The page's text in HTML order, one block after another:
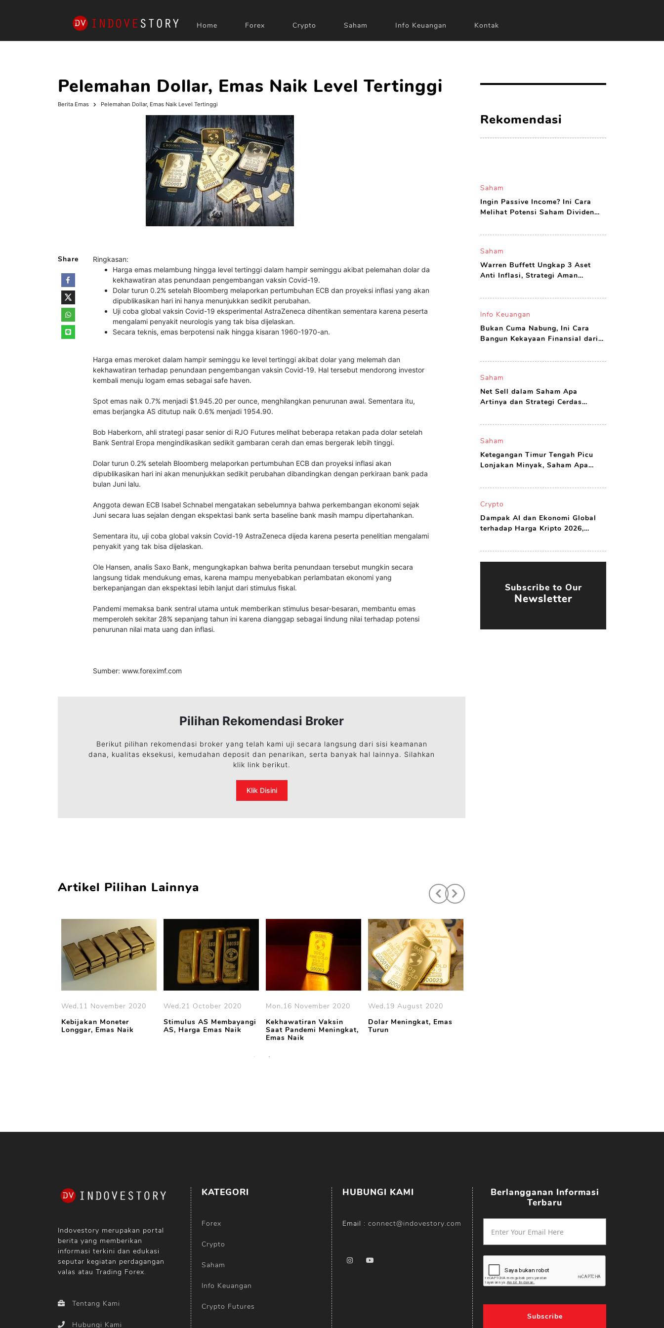
Home Forex Crypto Saham Info Keuangan Kontak
Pelemahan Dollar, Emas Naik Level Tertinggi
Berita Emas Pelemahan Dollar, Emas Naik Level Tertinggi
Share
Ringkasan:
Harga emas melambung hingga level tertinggi dalam hampir seminggu akibat pelemahan dolar da
kekhawatiran atas penundaan pengembangan vaksin Covid-19.
Dolar turun 0.2% setelah Bloomberg melaporkan pertumbuhan ECB dan proyeksi inflasi yang akan
dipublikasikan hari ini hanya menunjukkan sedikit perubahan.
Uji coba global vaksin Covid-19 eksperimental AstraZeneca dihentikan sementara karena peserta
mengalami penyakit neurologis yang tak bisa dijelaskan.
Secara teknis, emas berpotensi naik hingga kisaran 1960-1970-an.
Harga emas meroket dalam hampir seminggu ke level tertinggi akibat dolar yang melemah dan
kekhawatiran terhadap penundaan pengembangan vaksin Covid-19. Hal tersebut mendorong investor
kembali menuju logam emas sebagai safe haven.
Spot emas naik 0.7% menjadi $1.945.20 per ounce, menghilangkan penurunan awal. Sementara itu,
emas berjangka AS ditutup naik 0.6% menjadi 1954.90.
Bob Haberkorn, ahli strategi pasar senior di RJO Futures melihat beberapa retakan pada dolar setelah
Bank Sentral Eropa mengindikasikan sedikit gambaran cerah dan emas bergerak lebih tinggi.
Dolar turun 0.2% setelah Bloomberg melaporkan pertumbuhan ECB dan proyeksi inflasi akan
dipublikasikan hari ini akan menunjukkan sedikit perubahan dibandingkan dengan perkiraan bank pada
bulan Juni lalu.
Anggota dewan ECB Isabel Schnabel mengatakan sebelumnya bahwa perkembangan ekonomi sejak
Juni secara luas sejalan dengan ekspektasi bank serta baseline bank masih mampu dipertahankan.
Sementara itu, uji coba global vaksin Covid-19 AstraZeneca dijeda karena peserta penelitian mengalami
penyakit yang tak bisa dijelaskan.
Ole Hansen, analis Saxo Bank, mengungkapkan bahwa berita penundaan tersebut mungkin secara
langsung tidak mendukung emas, karena mampu menyebabkan perlambatan ekonomi yang
berkepanjangan dan ekspektasi lebih lanjut dari stimulus fiskal.
Pandemi memaksa bank sentral utama untuk memberikan stimulus besar-besaran, membantu emas
memperoleh sekitar 28% sepanjang tahun ini karena dianggap sebagai lindung nilai terhadap potensi
penurunan nilai mata uang dan inflasi.
Sumber: www.foreximf.com
Pilihan Rekomendasi Broker
Berikut pilihan rekomendasi broker yang telah kami uji secara langsung dari sisi keamanan
dana, kualitas eksekusi, kemudahan deposit dan penarikan, serta banyak hal lainnya. Silahkan
klik link berikut.
Klik Disini
Artikel Pilihan Lainnya
Wed,11 November 2020
Kebijakan Moneter
Longgar, Emas Naik
Wed,21 October 2020
Stimulus AS Membayangi
AS, Harga Emas Naik
Mon,16 November 2020
Kekhawatiran Vaksin
Saat Pandemi Meningkat,
Emas Naik
Wed,19 August 2020
Dolar Meningkat, Emas
Turun
Rekomendasi
Saham
Ingin Passive Income? Ini Cara
Melihat Potensi Saham Dividen
Saham
Warren Buffett Ungkap 3 Aset
Anti Inflasi, Strategi Aman
Info Keuangan
Bukan Cuma Nabung, Ini Cara
Bangun Kekayaan Finansial dari
Saham
Net Sell dalam Saham Apa
Artinya dan Strategi Cerdas
Saham
Ketegangan Timur Tengah Picu
Lonjakan Minyak, Saham Apa
Crypto
Dampak AI dan Ekonomi Global
terhadap Harga Kripto 2026,
Subscribe to Our
Newsletter
Indovestory merupakan portal
berita yang memberikan
informasi terkini dan edukasi
seputar kegiatan perdagangan
valas atau Trading Forex.
Tentang Kami
Hubungi Kami
KATEGORI
Forex
Crypto
Saham
Info Keuangan
Crypto Futures
HUBUNGI KAMI
Email : connect@indovestory.com
Berlangganan Informasi
Terbaru
Subscribe